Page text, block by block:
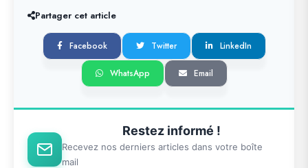
Partager cet article
Facebook Twitter LinkedIn
WhatsApp Email
Restez informé !
Recevez nos derniers articles dans votre boîte
mail